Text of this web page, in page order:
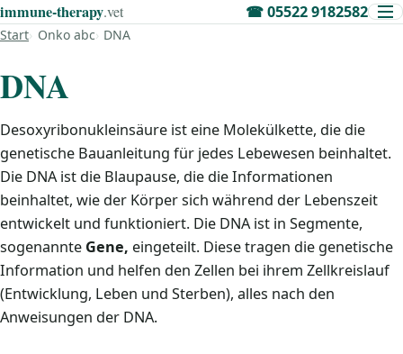
immune‑therapy.vet ☎05522 9182582
Start Onko abc DNA
DNA
Desoxyribonukleinsäure ist eine Molekülkette, die die
genetische Bauanleitung für jedes Lebewesen beinhaltet.
Die DNA ist die Blaupause, die die Informationen
beinhaltet, wie der Körper sich während der Lebenszeit
entwickelt und funktioniert. Die DNA ist in Segmente,
sogenannte Gene, eingeteilt. Diese tragen die genetische
Information und helfen den Zellen bei ihrem Zellkreislauf
(Entwicklung, Leben und Sterben), alles nach den
Anweisungen der DNA.